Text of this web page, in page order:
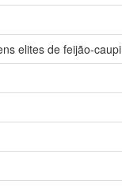
elites de feijão-